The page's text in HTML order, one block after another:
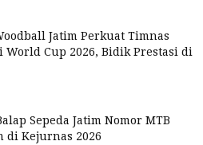
Jatim Perkuat Timnas
World Cup 2026, Bidik Prestasi di
Sepeda Jatim Nomor MTB
di Kejurnas 2026